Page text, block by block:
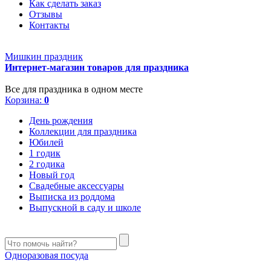
Как сделать заказ
Отзывы
Контакты
Мишкин праздник
Интернет-магазин товаров для праздника
Все для праздника в одном месте
Корзина: 0
День рождения
Коллекции для праздника
Юбилей
1 годик
2 годика
Новый год
Свадебные аксессуары
Выписка из роддома
Выпускной в саду и школе
Одноразовая посуда